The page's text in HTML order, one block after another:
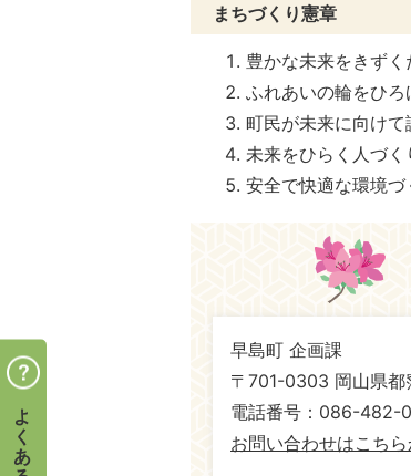
まちづくり憲章
豊かな未来をきずく
ふれあいの輪をひ
町民が未来に向け
未来をひらく人づ
安全で快適な環境
早島町 企画課
〒701-0303 岡山県
電話番号：086-482-
お問い合わせはこちら
よくある質問